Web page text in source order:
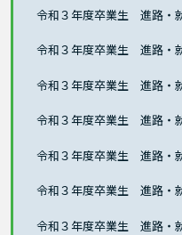
令和３年度卒業生 進路・
令和３年度卒業生 進路・
令和３年度卒業生 進路・
令和３年度卒業生 進路・
令和３年度卒業生 進路・
令和３年度卒業生 進路・
令和３年度卒業生 進路・